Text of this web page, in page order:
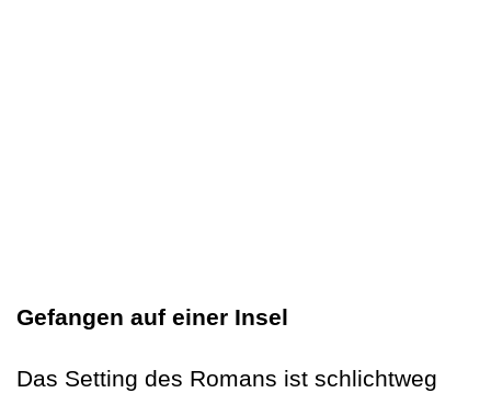
Gefangen auf einer Insel
Das Setting des Romans ist schlichtweg